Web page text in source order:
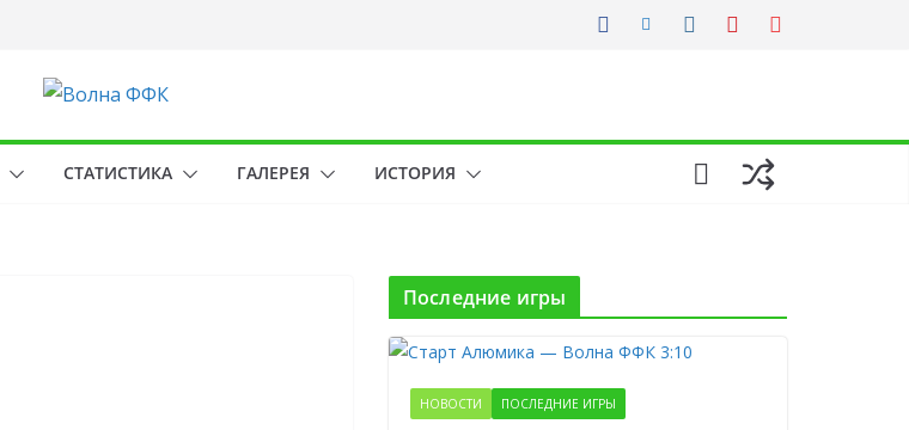
СТАТИСТИКА ГАЛЕРЕЯ ИСТОРИЯ
Последние игры
НОВОСТИ ПОСЛЕДНИЕ ИГРЫ